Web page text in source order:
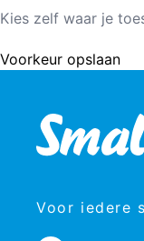
Kies zelf waar je
Voorkeur opslaan
Voor iedere